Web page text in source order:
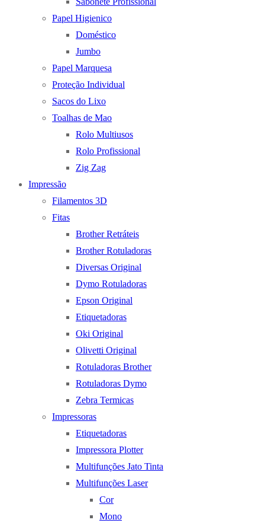
Papel Higienico
Doméstico
Jumbo
Papel Marquesa
Proteção Individual
Sacos do Lixo
Toalhas de Mao
Rolo Multiusos
Rolo Profissional
Zig Zag
Impressão
Filamentos 3D
Fitas
Brother Retráteis
Brother Rotuladoras
Diversas Original
Dymo Rotuladoras
Epson Original
Etiquetadoras
Oki Original
Olivetti Original
Rotuladoras Brother
Rotuladoras Dymo
Zebra Termicas
Impressoras
Etiquetadoras
Impressora Plotter
Multifunções Jato Tinta
Multifunções Laser
Cor
Mono